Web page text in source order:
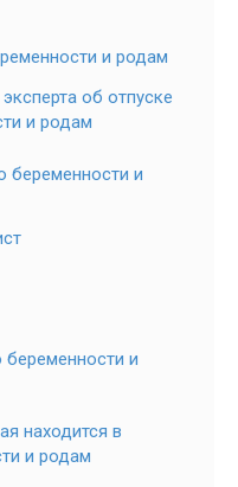
и родам
об отпуске
и родам
беременности и
беременности и
находится в
и родам